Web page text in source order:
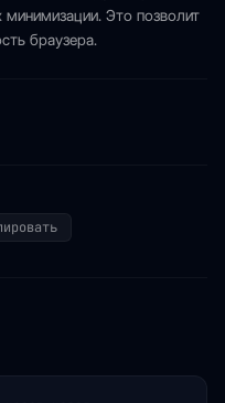
Это позволит
браузера.